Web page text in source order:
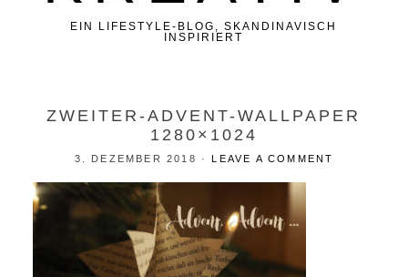
EIN LIFESTYLE-BLOG, SKANDINAVISCH
INSPIRIERT
ZWEITER-ADVENT-WALLPAPER
1280×1024
3. DEZEMBER 2018 ·LEAVE A COMMENT